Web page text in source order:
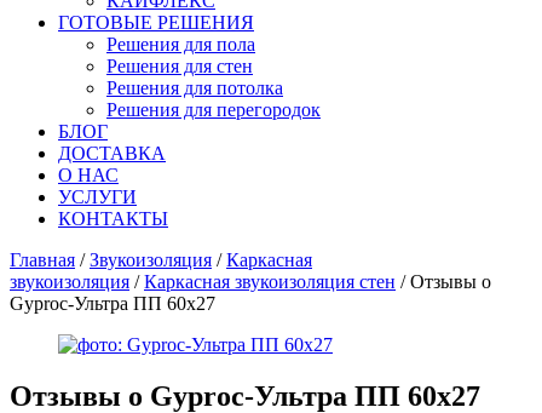
ГОТОВЫЕ РЕШЕНИЯ
Решения для пола
Решения для стен
Решения для потолка
Решения для перегородок
БЛОГ
ДОСТАВКА
О НАС
УСЛУГИ
КОНТАКТЫ
Главная /Звукоизоляция /Каркасная
звукоизоляция /Каркасная звукоизоляция стен / Отзывы о
Gyproc-Ультра ПП 60х27
Отзывы о Gyproc-Ультра ПП 60х27